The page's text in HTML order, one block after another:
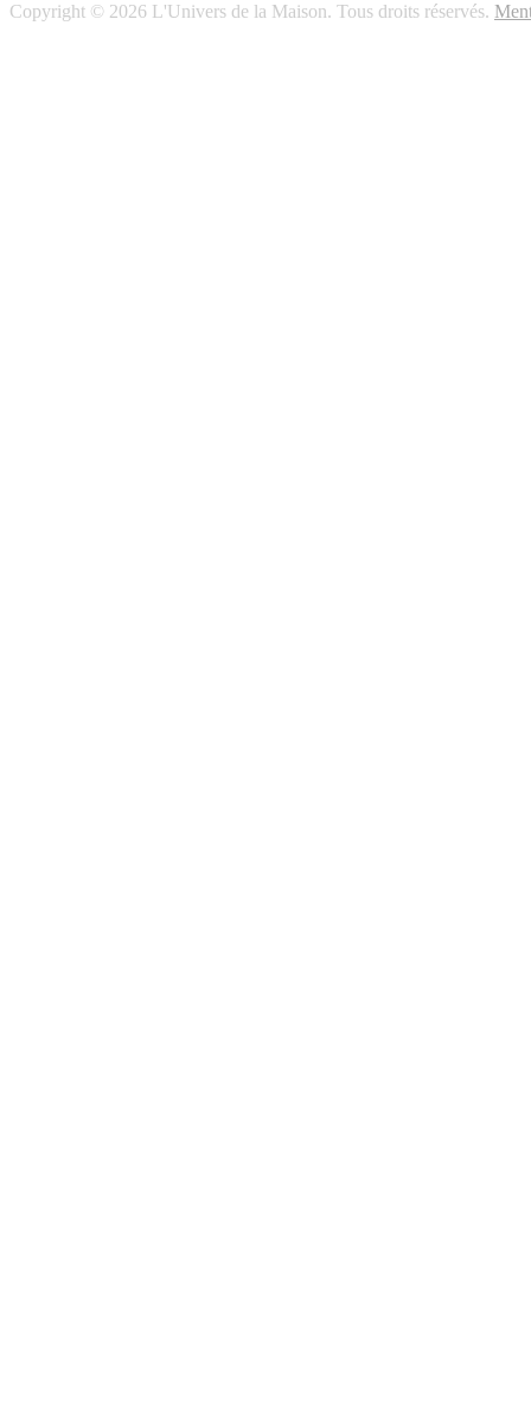
Copyright © 2026 L'Univers de la Maison. Tous droits réservés.